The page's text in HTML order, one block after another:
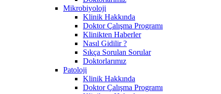
Mikrobiyoloji
Klinik Hakkında
Doktor Çalışma Programı
Klinikten Haberler
Nasıl Gidilir ?
Sıkça Sorulan Sorular
Doktorlarımız
Patoloji
Klinik Hakkında
Doktor Çalışma Programı